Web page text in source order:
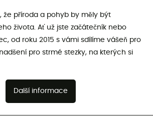
že příroda a pohyb by měly být
života. Ať už jste začátečník nebo
od roku 2015 s vámi sdílíme vášeň pro
pro strmé stezky, na kterých si
Další informace